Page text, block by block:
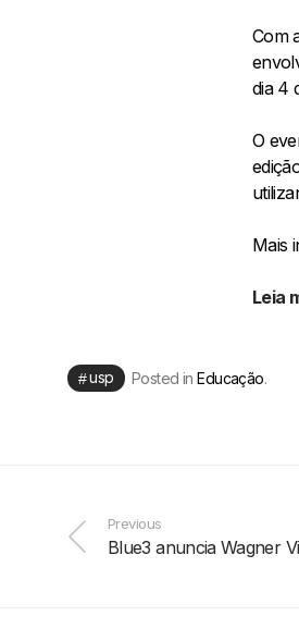
Com
dia 4
O
Mais
Leia
usp Posted inEducação.
Previous
Blue3 anuncia Wagner